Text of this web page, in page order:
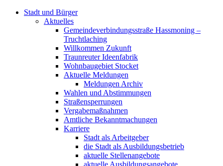
Stadt und Bürger
Aktuelles
Gemeindeverbindungsstraße Hassmoning –
Truchtlaching
Willkommen Zukunft
Traunreuter Ideenfabrik
Wohnbaugebiet Stocket
Aktuelle Meldungen
Meldungen Archiv
Wahlen und Abstimmungen
Straßensperrungen
Vergabemaßnahmen
Amtliche Bekanntmachungen
Karriere
Stadt als Arbeitgeber
die Stadt als Ausbildungsbetrieb
aktuelle Stellenangebote
aktuelle Ausbildungsangebote